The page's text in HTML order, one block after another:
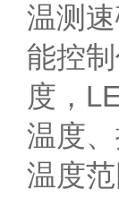
温测
能控
度，
温度
温度